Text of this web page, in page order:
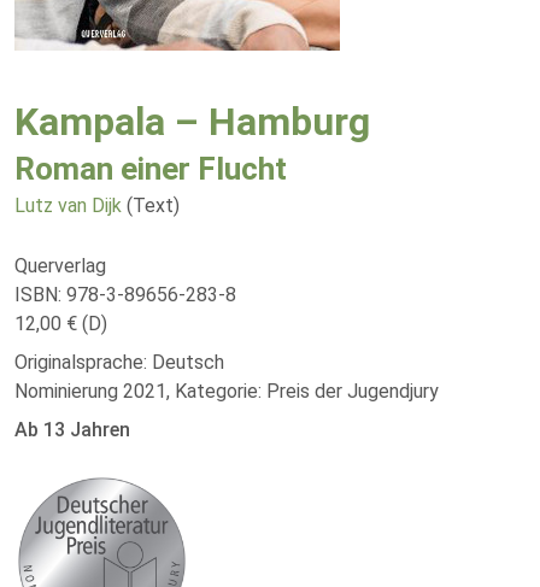
Kampala – Hamburg
Roman einer Flucht
Lutz van Dijk (Text)
Querverlag
ISBN: 978-3-89656-283-8
12,00 € (D)
Originalsprache: Deutsch
Nominierung 2021, Kategorie: Preis der Jugendjury
Ab 13 Jahren